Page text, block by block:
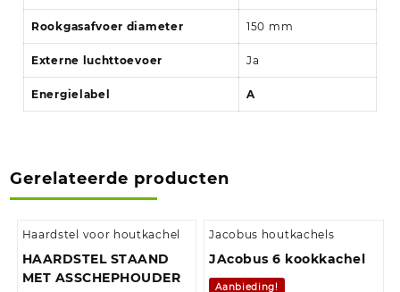
Rookgasafvoer diameter 150 mm
Externe luchttoevoer Ja
Energielabel A
Gerelateerde producten
Haardstel voor houtkachel
HAARDSTEL STAAND
MET ASSCHEPHOUDER
Jacobus houtkachels
JAcobus 6 kookkachel
Aanbieding!